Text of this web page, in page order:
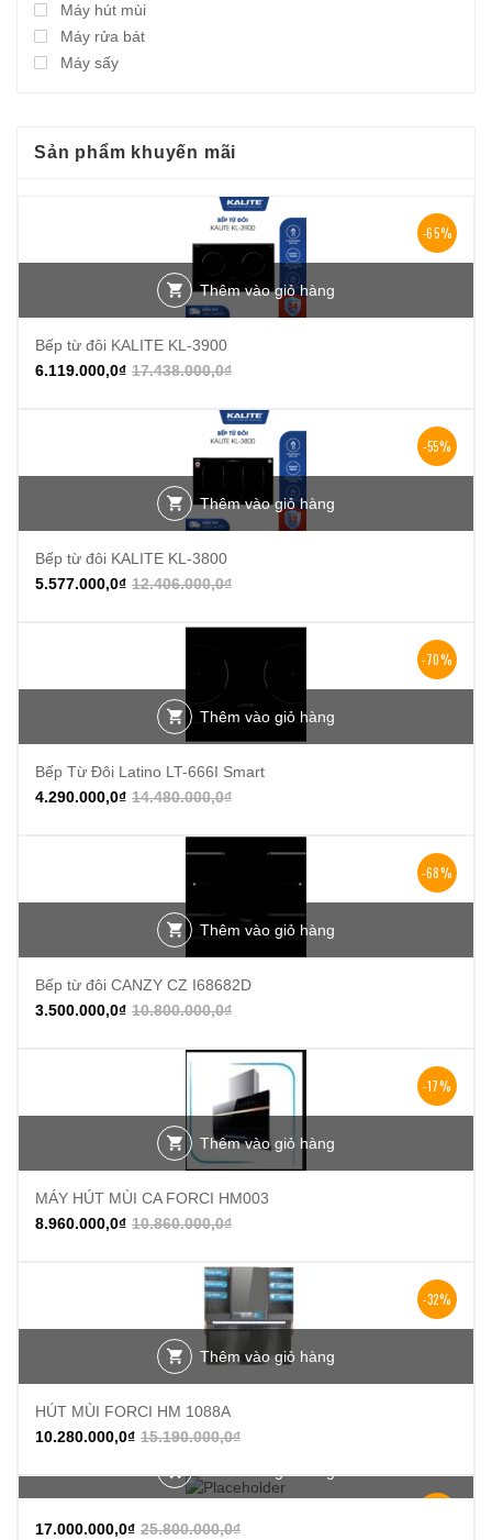
Máy hút mùi
Máy rửa bát
Máy sấy
Sản phẩm khuyến mãi
-65%
Thêm vào giỏ hàng
Bếp từ đôi KALITE KL-3900
17.438.000,0₫
6.119.000,0₫
-55%
Thêm vào giỏ hàng
Bếp từ đôi KALITE KL-3800
12.406.000,0₫
5.577.000,0₫
-70%
Thêm vào giỏ hàng
Bếp Từ Đôi Latino LT-666I Smart
14.480.000,0₫
4.290.000,0₫
-68%
Thêm vào giỏ hàng
Bếp từ đôi CANZY CZ I68682D
10.800.000,0₫
3.500.000,0₫
-17%
Thêm vào giỏ hàng
MÁY HÚT MÙI CA FORCI HM003
10.860.000,0₫
8.960.000,0₫
-32%
Thêm vào giỏ hàng
HÚT MÙI FORCI HM 1088A
15.190.000,0₫
10.280.000,0₫
25.800.000,0₫
17.000.000,0₫